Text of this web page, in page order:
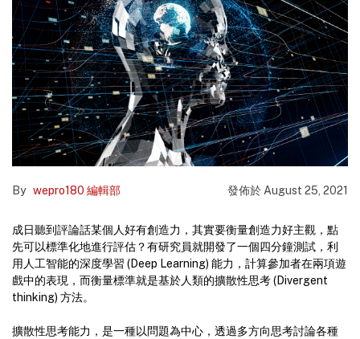
By wepro180 編輯部 發佈於 August 25, 2021
成日聽到評論話某個人好有創造力，其實要衡量創造力好主觀，點
先可以標準化地進行評估？有研究員就開發了一個四分鐘測試，利
用人工智能的深度學習 (Deep Learning) 能力，計算參加者在兩項遊
戲中的表現，而衡量標準就是基於人類的擴散性思考 (Divergent
thinking) 方法。
擴散性思考能力，是一種以問題為中心，透過多方向思考討論各種